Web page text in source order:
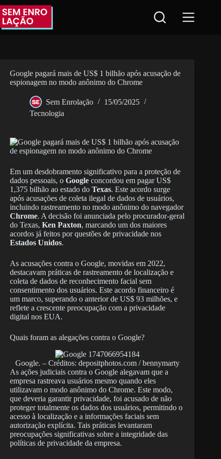
Pular
para
conteúdo
Google pagará mais de US$ 1 bilhão após acusação de
espionagem no modo anônimo do Chrome
Sem Enrolação
15/05/2025
Tecnologia
Em um desdobramento significativo para a proteção de
dados pessoais, o Google concordou em pagar US$
1,375 bilhão ao estado do Texas. Este acordo surge
após acusações de coleta ilegal de dados de usuários,
incluindo rastreamento no modo anônimo do navegador
Chrome. A decisão foi anunciada pelo procurador-geral
do Texas, Ken Paxton, marcando um dos maiores
acordos já feitos por questões de privacidade nos
Estados Unidos.
As acusações contra o Google, movidas em 2022,
destacavam práticas de rastreamento de localização e
coleta de dados de reconhecimento facial sem
consentimento dos usuários. Este acordo financeiro é
um marco, superando o anterior de US$ 93 milhões, e
reflete a crescente preocupação com a privacidade
digital nos EUA.
Quais foram as alegações contra o Google?
Google. – Créditos: depositphotos.com / bennymarty
As ações judiciais contra o Google alegavam que a
empresa rastreava usuários mesmo quando eles
utilizavam o modo anônimo do Chrome. Este modo,
que deveria garantir privacidade, foi acusado de não
proteger totalmente os dados dos usuários, permitindo o
acesso à localização e a informações faciais sem
autorização explícita. Tais práticas levantaram
preocupações significativas sobre a integridade das
políticas de privacidade da empresa.